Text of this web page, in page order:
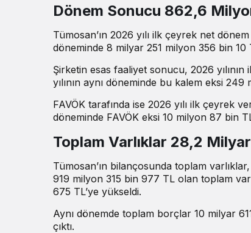
Dönem Sonucu 862,6
Tümosan’ın 2026 yılı ilk çeyrek net
döneminde 8 milyar 251 milyon 356 bin 10
Şirketin esas faaliyet sonucu, 2026
yılının aynı döneminde bu kalem eksi
FAVÖK tarafında ise 2026 yılı ilk çeyrek
döneminde FAVÖK eksi 10 milyon 87 bin
Toplam Varlıklar 28,2 Milyar
Tümosan’ın bilançosunda toplam
919 milyon 315 bin 977 TL olan toplam
675 TL’ye yükseldi.
Aynı dönemde toplam borçlar 10 milyar
çıktı.